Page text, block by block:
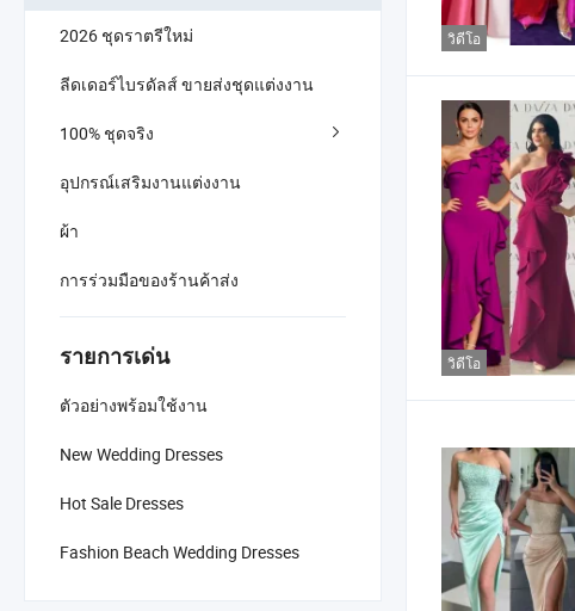
2026 ชุดราตรีใหม่
ลีดเดอร์ไบรดัลส์ ขายส่งชุดแต่งงาน
100% ชุดจริง
อุปกรณ์เสริมงานแต่งงาน
ผ้า
การร่วมมือของร้านค้าส่ง
รายการเด่น
ตัวอย่างพร้อมใช้งาน
New Wedding Dresses
Hot Sale Dresses
Fashion Beach Wedding Dresses
วิดีโอ
วิดีโอ